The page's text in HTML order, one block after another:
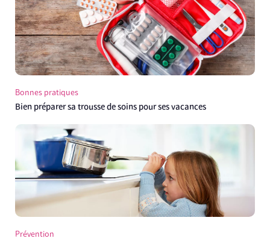
Bonnes pratiques
Bien préparer sa trousse de soins pour ses vacances
Prévention